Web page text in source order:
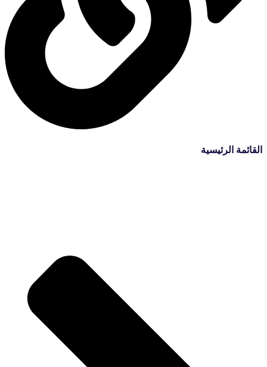
القائمة الرئيسية